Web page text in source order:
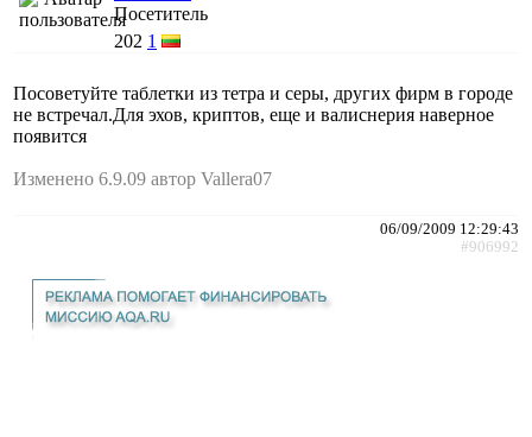
Посетитель
202 1
Посоветуйте таблетки из тетра и серы, других фирм в городе
не встречал.Для эхов, криптов, еще и валиснерия навеpное
появится
Изменено 6.9.09 автор Vallera07
06/09/2009 12:29:43
#906992